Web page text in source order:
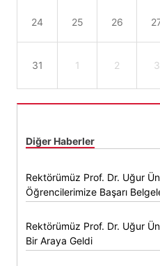
24 25 26
31 1 2 3
Diğer Haberler
Rektörümüz Prof. Dr. Uğur
Öğrencilerimize Başarı
Rektörümüz Prof. Dr. Uğur
Bir Araya Geldi